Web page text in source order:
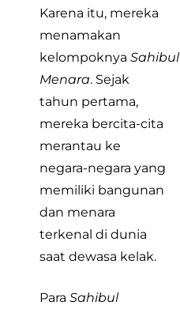
Karena itu, mereka
menamakan
kelompoknya Sahibul
Menara. Sejak
tahun pertama,
mereka bercita-cita
merantau ke
negara-negara yang
memiliki bangunan
dan menara
terkenal di dunia
saat dewasa kelak.
Para Sahibul